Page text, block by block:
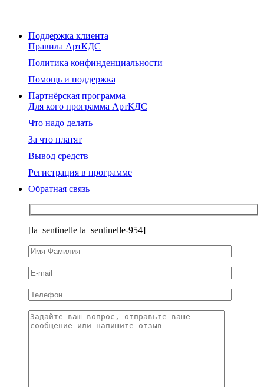
Поддержка клиента
Правила АртКДС
Политика конфинденциальности
Помощь и поддержка
Партнёрская программа
Для кого программа АртКДС
Что надо делать
За что платят
Вывод средств
Регистрация в программе
Обратная связь
[la_sentinelle la_sentinelle-954]